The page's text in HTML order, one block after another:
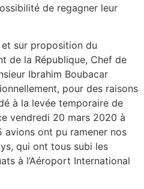
de regagner leur
sur proposition du
de la République, Chef de
Ibrahim Boubacar
pour des raisons
à la levée temporaire de
vendredi 20 mars 2020 à
avions ont pu ramener nos
qui ont tous subi les
à l’Aéroport International